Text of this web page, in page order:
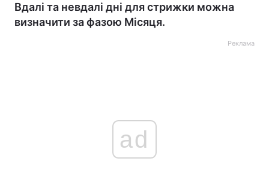
Вдалі та невдалі дні для стрижки можна
визначити за фазою Місяця.
Реклама
ad